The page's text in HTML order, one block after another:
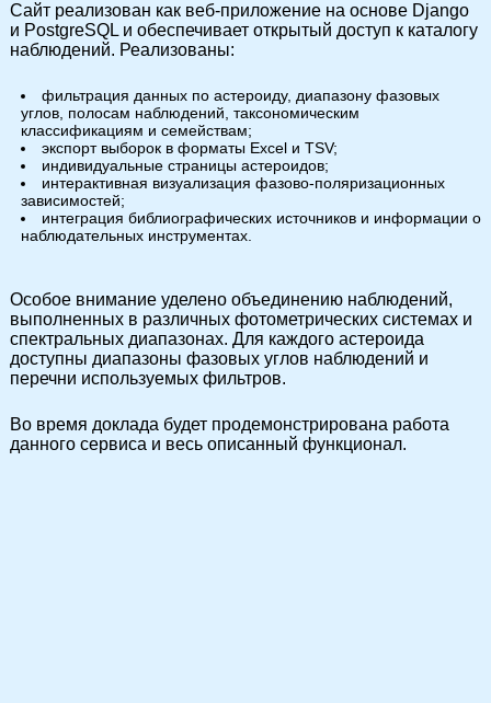
Сайт реализован как веб-приложение на основе Django
и PostgreSQL и обеспечивает открытый доступ к каталогу
наблюдений. Реализованы:
фильтрация данных по астероиду, диапазону фазовых
углов, полосам наблюдений, таксономическим
классификациям и семействам;
экспорт выборок в форматы Excel и TSV;
индивидуальные страницы астероидов;
интерактивная визуализация фазово-поляризационных
зависимостей;
интеграция библиографических источников и информации о
наблюдательных инструментах.
Особое внимание уделено объединению наблюдений,
выполненных в различных фотометрических системах и
спектральных диапазонах. Для каждого астероида
доступны диапазоны фазовых углов наблюдений и
перечни используемых фильтров.
Во время доклада будет продемонстрирована работа
данного сервиса и весь описанный функционал.